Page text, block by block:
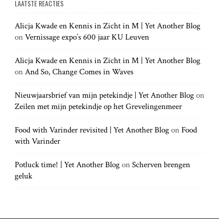
r
h
f
r
:
h
LAATSTE REACTIES
Alicja Kwade en Kennis in Zicht in M | Yet Another Blog
onVernissage expo’s 600 jaar KU Leuven
Alicja Kwade en Kennis in Zicht in M | Yet Another Blog
onAnd So, Change Comes in Waves
Nieuwjaarsbrief van mijn petekindje | Yet Another Blogon
Zeilen met mijn petekindje op het Grevelingenmeer
Food with Varinder revisited | Yet Another BlogonFood
with Varinder
Potluck time! | Yet Another BlogonScherven brengen
geluk